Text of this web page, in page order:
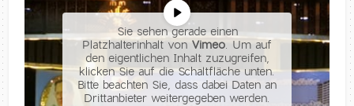
Sie sehen gerade einen
Platzhalterinhalt von Vimeo. Um auf
den eigentlichen Inhalt zuzugreifen,
klicken Sie auf die Schaltfläche unten.
Bitte beachten Sie, dass dabei Daten an
Drittanbieter weitergegeben werden.